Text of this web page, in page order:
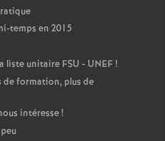
temps en 2015
liste unitaire FSU - UNEF!
de formation, plus de
intéresse!